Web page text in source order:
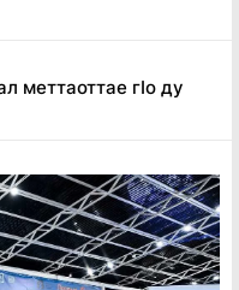
меттаоттае гӏо ду